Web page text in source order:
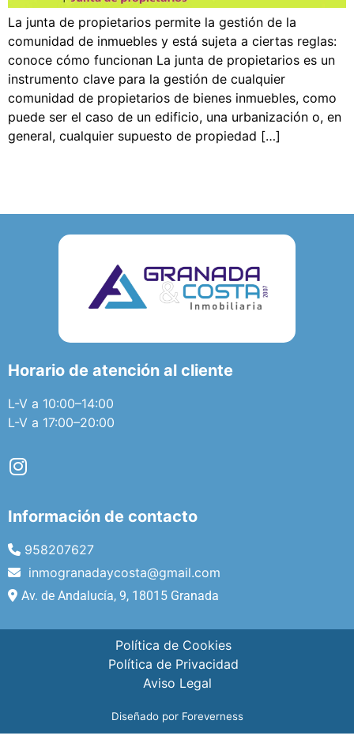
La junta de propietarios permite la gestión de la
comunidad de inmuebles y está sujeta a ciertas reglas:
conoce cómo funcionan La junta de propietarios es un
instrumento clave para la gestión de cualquier
comunidad de propietarios de bienes inmuebles, como
puede ser el caso de un edificio, una urbanización o, en
general, cualquier supuesto de propiedad […]
Horario de atención al cliente
L-V a 10:00–14:00
L-V a 17:00–20:00
Información de contacto
958207627
inmogranadaycosta@gmail.com
Av. de Andalucía, 9, 18015 Granada
Política de Cookies
Política de Privacidad
Aviso Legal
Diseñado por Foreverness